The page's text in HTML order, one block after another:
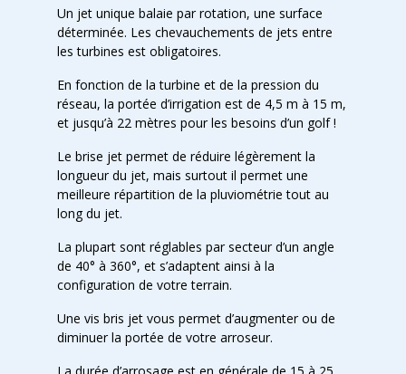
Un jet unique balaie par rotation, une surface
déterminée. Les chevauchements de jets entre
les turbines est obligatoires.
En fonction de la turbine et de la pression du
réseau, la portée d’irrigation est de 4,5 m à 15 m,
et jusqu’à 22 mètres pour les besoins d’un golf !
Le brise jet permet de réduire légèrement la
longueur du jet, mais surtout il permet une
meilleure répartition de la pluviométrie tout au
long du jet.
La plupart sont réglables par secteur d’un angle
de 40° à 360°, et s’adaptent ainsi à la
configuration de votre terrain.
Une vis bris jet vous permet d’augmenter ou de
diminuer la portée de votre arroseur.